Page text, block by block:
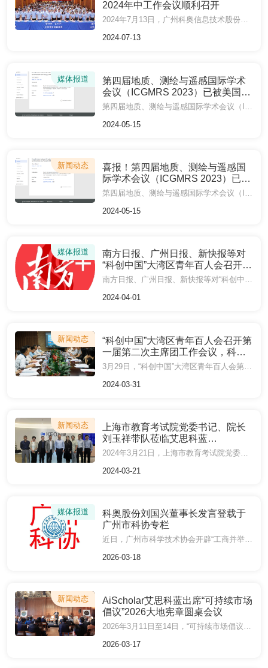
2024年中工作会议顺利召开
2024年7月13日，广州科奥信息技术股份有限公司2024年中工作总结会议在广州顺利召开。
2024-07-13
媒体报道
第四届地质、测绘与遥感国际学术
会议（ICGMRS 2023）已被美国国
家航空航天局在线数据库收录
2024-05-15
新闻动态
喜报！第四届地质、测绘与遥感国
际学术会议（ICGMRS 2023）已被
美国国家航空航天局在线数据库收第四届地质、测绘与遥感国际学术会议（ICGMRS 2023）已被美国国家航空航天局在线数据库收录
2024-05-15
媒体报道
南方日报、广州日报、新快报等对
“科创中国”大湾区青年百人会召开第
一届第二次主席团工作会议进行报南方日报、广州日报、新快报等对“科创中国”大湾区青年百人会召开第一届第二次主席团工作会议进行报道
2024-04-01
新闻动态
“科创中国”大湾区青年百人会召开第
一届第二次主席团工作会议，科奥
股份董事长刘国兴被选为主席团成
2024-03-31
新闻动态
上海市教育考试院党委书记、院长
刘玉祥带队莅临艾思科蓝
（AiScholar）调研
2024年3月21日，上海市教育考试院党委书记、院长刘玉祥一行莅临艾思科蓝（AiScholar）走访调研。
2024-03-21
媒体报道
科奥股份刘国兴董事长发言登载于
广州市科协专栏
近日，广州市科学技术协会开辟“工商并举 两业融合”专栏，编发全市科技工作者学习省、市高质量发展大会精神的体会与贯彻落实情况。广州市政协委员、广州市科协委员、广州科奥信息技术股份有限公司董事长刘国兴的专题发言登载于专栏首期内容，立足科研服务行业实践，分享了科奥股份以科技创新推动制造业与服务业协同发展的思考与行动方向，为广州在“十五五”时期高质量发展贡献新思路。
2026-03-18
新闻动态
AiScholar艾思科蓝出席“可持续市场
倡议”2026大地宪章圆桌会议
2026-03-17